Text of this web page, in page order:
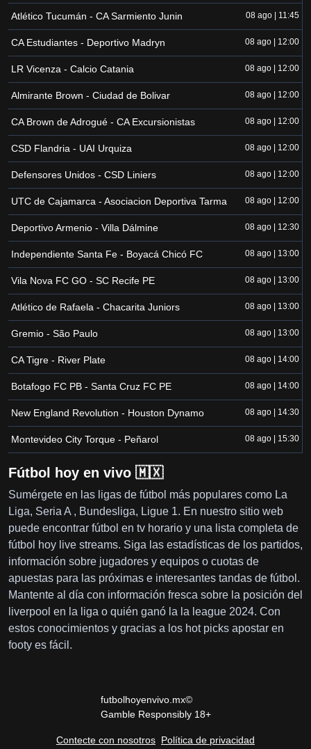
Atlético Tucumán - CA Sarmiento Junin 08 ago | 11:45
CA Estudiantes - Deportivo Madryn 08 ago | 12:00
LR Vicenza - Calcio Catania 08 ago | 12:00
Almirante Brown - Ciudad de Bolivar 08 ago | 12:00
CA Brown de Adrogué - CA Excursionistas 08 ago | 12:00
CSD Flandria - UAI Urquiza 08 ago | 12:00
Defensores Unidos - CSD Liniers 08 ago | 12:00
UTC de Cajamarca - Asociacion Deportiva Tarma 08 ago | 12:00
Deportivo Armenio - Villa Dálmine 08 ago | 12:30
Independiente Santa Fe - Boyacá Chicó FC 08 ago | 13:00
Vila Nova FC GO - SC Recife PE 08 ago | 13:00
Atlético de Rafaela - Chacarita Juniors 08 ago | 13:00
Gremio - São Paulo 08 ago | 13:00
CA Tigre - River Plate 08 ago | 14:00
Botafogo FC PB - Santa Cruz FC PE 08 ago | 14:00
New England Revolution - Houston Dynamo 08 ago | 14:30
Montevideo City Torque - Peñarol 08 ago | 15:30
Fútbol hoy en vivo 🇲🇽
Sumérgete en las ligas de fútbol más populares como La
Liga, Seria A , Bundesliga, Ligue 1. En nuestro sitio web
puede encontrar fútbol en tv horario y una lista completa de
fútbol hoy live streams. Siga las estadísticas de los partidos,
información sobre jugadores y equipos o cuotas de
apuestas para las próximas e interesantes tandas de fútbol.
Mantente al día con información fresca sobre la posición del
liverpool en la liga o quién ganó la la league 2024. Con
estos conocimientos y gracias a los hot picks apostar en
footy es fácil.
futbolhoyenvivo.mx©
Gamble Responsibly 18+
Contecte con nosotros Política de privacidad